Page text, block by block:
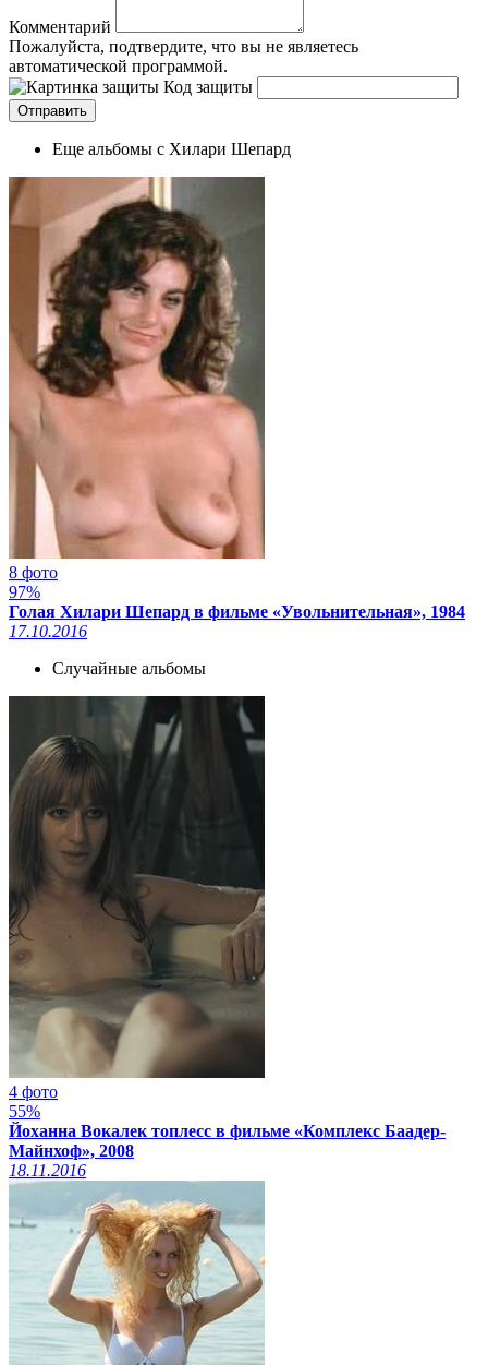
Комментарий
Пожалуйста, подтвердите, что вы не являетесь
автоматической программой.
Код защиты
Еще альбомы с Хилари Шепард
8 фото
97%
Голая Хилари Шепард в фильме «Увольнительная», 1984
17.10.2016
Случайные альбомы
4 фото
55%
Йоханна Вокалек топлесс в фильме «Комплекс Баадер-
Майнхоф», 2008
18.11.2016